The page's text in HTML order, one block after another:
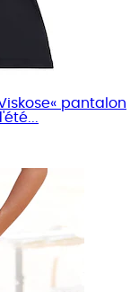
pantalon